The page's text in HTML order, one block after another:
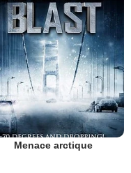
Menace arctique